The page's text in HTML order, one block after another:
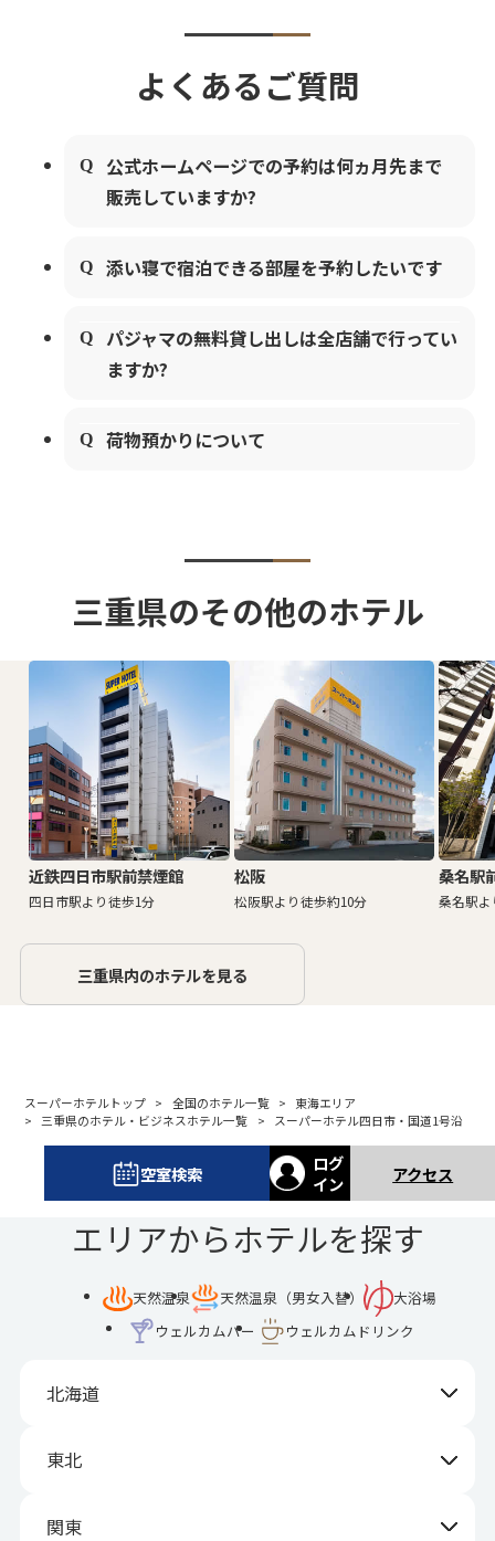
よくあるご質問
公式ホームページでの予約は何ヵ月先まで
販売していますか?
添い寝で宿泊できる部屋を予約したいです
パジャマの無料貸し出しは全店舗で行ってい
ますか?
荷物預かりについて
三重県のその他のホテル
近鉄四日市駅前禁煙館
四日市駅より徒歩1分
松阪
松阪駅より徒歩約10分
桑名駅
桑名駅
三重県内のホテルを見る
スーパーホテルトップ 全国のホテル一覧
東海エリア
三重県のホテル・ビジネスホテル一覧
スーパーホテル四日市・国道1号沿
空室検索
ログ
イン
アクセス
エリアからホテルを探す
天然温泉 天然温泉（男女入替）
大浴場
ウェルカムバー
ウェルカムドリンク
北海道
東北
関東